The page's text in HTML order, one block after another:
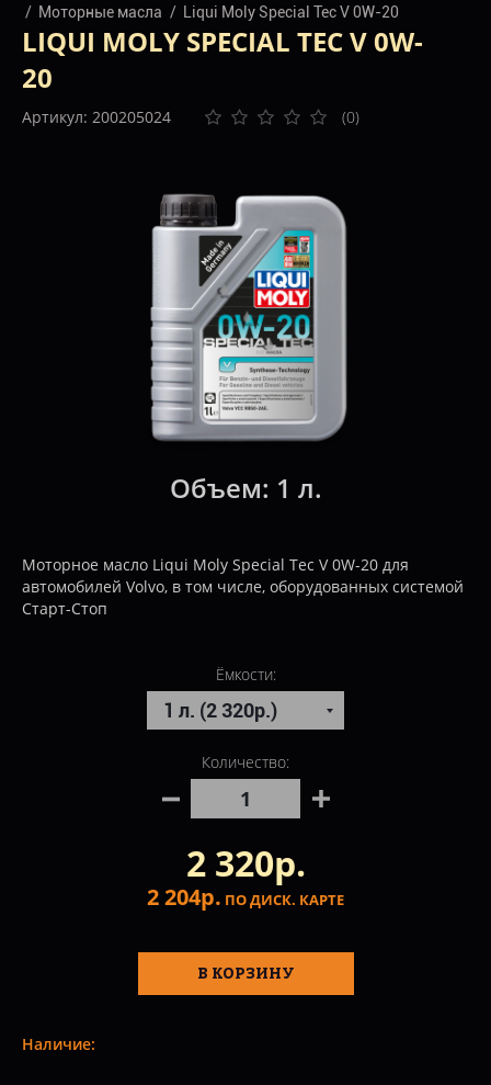
Моторные масла
Liqui Moly Special Tec V 0W-20
LIQUI MOLY SPECIAL TEC V 0W-
20
Артикул: 200205024 (0)
Объем: 1 л.
Моторное масло Liqui Moly Special Tec V 0W-20 для
автомобилей Volvo, в том числе, оборудованных системой
Старт-Стоп
Ёмкости:
Количество:
2 320р.
2 204р. ПО ДИСК. КАРТЕ
В КОРЗИНУ
Наличие: